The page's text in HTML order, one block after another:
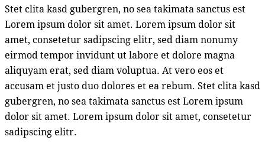
Stet clita kasd gubergren, no sea takimata sanctus est
Lorem ipsum dolor sit amet. Lorem ipsum dolor sit
amet, consetetur sadipscing elitr, sed diam nonumy
eirmod tempor invidunt ut labore et dolore magna
aliquyam erat, sed diam voluptua. At vero eos et
accusam et justo duo dolores et ea rebum. Stet clita kasd
gubergren, no sea takimata sanctus est Lorem ipsum
dolor sit amet. Lorem ipsum dolor sit amet, consetetur
sadipscing elitr.